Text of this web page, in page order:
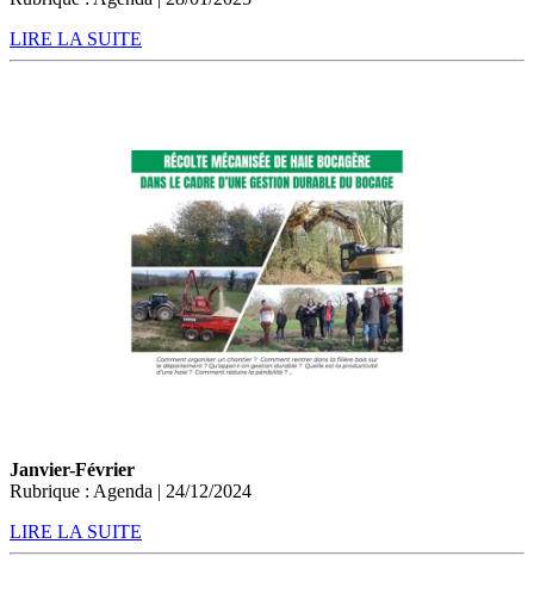
LIRE LA SUITE
Janvier-Février
Rubrique : Agenda | 24/12/2024
LIRE LA SUITE